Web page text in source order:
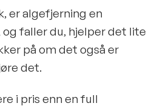
er algefjerning en
faller du, hjelper det lite
på om det også er
det.
i pris enn en full